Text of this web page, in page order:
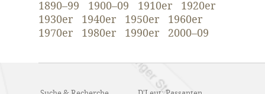
1890–99 1900–09 1910er
1920er
1930er
1940er 1950er
1960er
1970er
1980er 1990er 2000–09